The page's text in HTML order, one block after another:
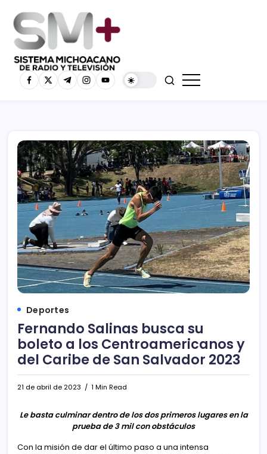
Deportes
Fernando Salinas busca su
boleto a los Centroamericanos y
del Caribe de San Salvador 2023
21 de abril de 2023 1 Min Read
Le basta culminar dentro de los dos primeros lugares en la
prueba de 3 mil con obstáculos
Con la misión de dar el último paso a una intensa